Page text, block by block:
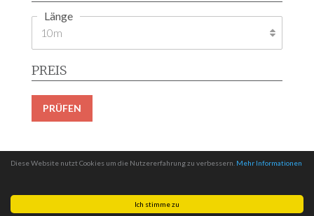
Ich stimme zu
Diese Website nutzt Cookies um die Nutzererfahrung zu verbessern. Mehr Informationen
Länge
PREIS
PRÜFEN